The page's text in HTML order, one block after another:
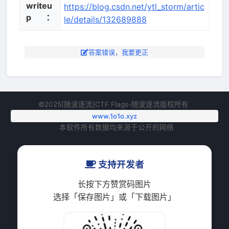
writeu
p：
https://blog.csdn.net/ytl_storm/artic
le/details/132689888
答案错误，我要更正
©2025[随波逐流]CTF Flags-随波逐流版权所有
www.1o1o.xyz
本软件所有数据均来源于公开的网络
支持开发者
长按下方赞赏码图片
选择「保存图片」或「下载图片」